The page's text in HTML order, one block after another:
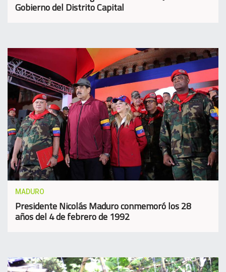
Gobierno del Distrito Capital
MADURO
Presidente Nicolás Maduro conmemoró los 28
años del 4 de febrero de 1992